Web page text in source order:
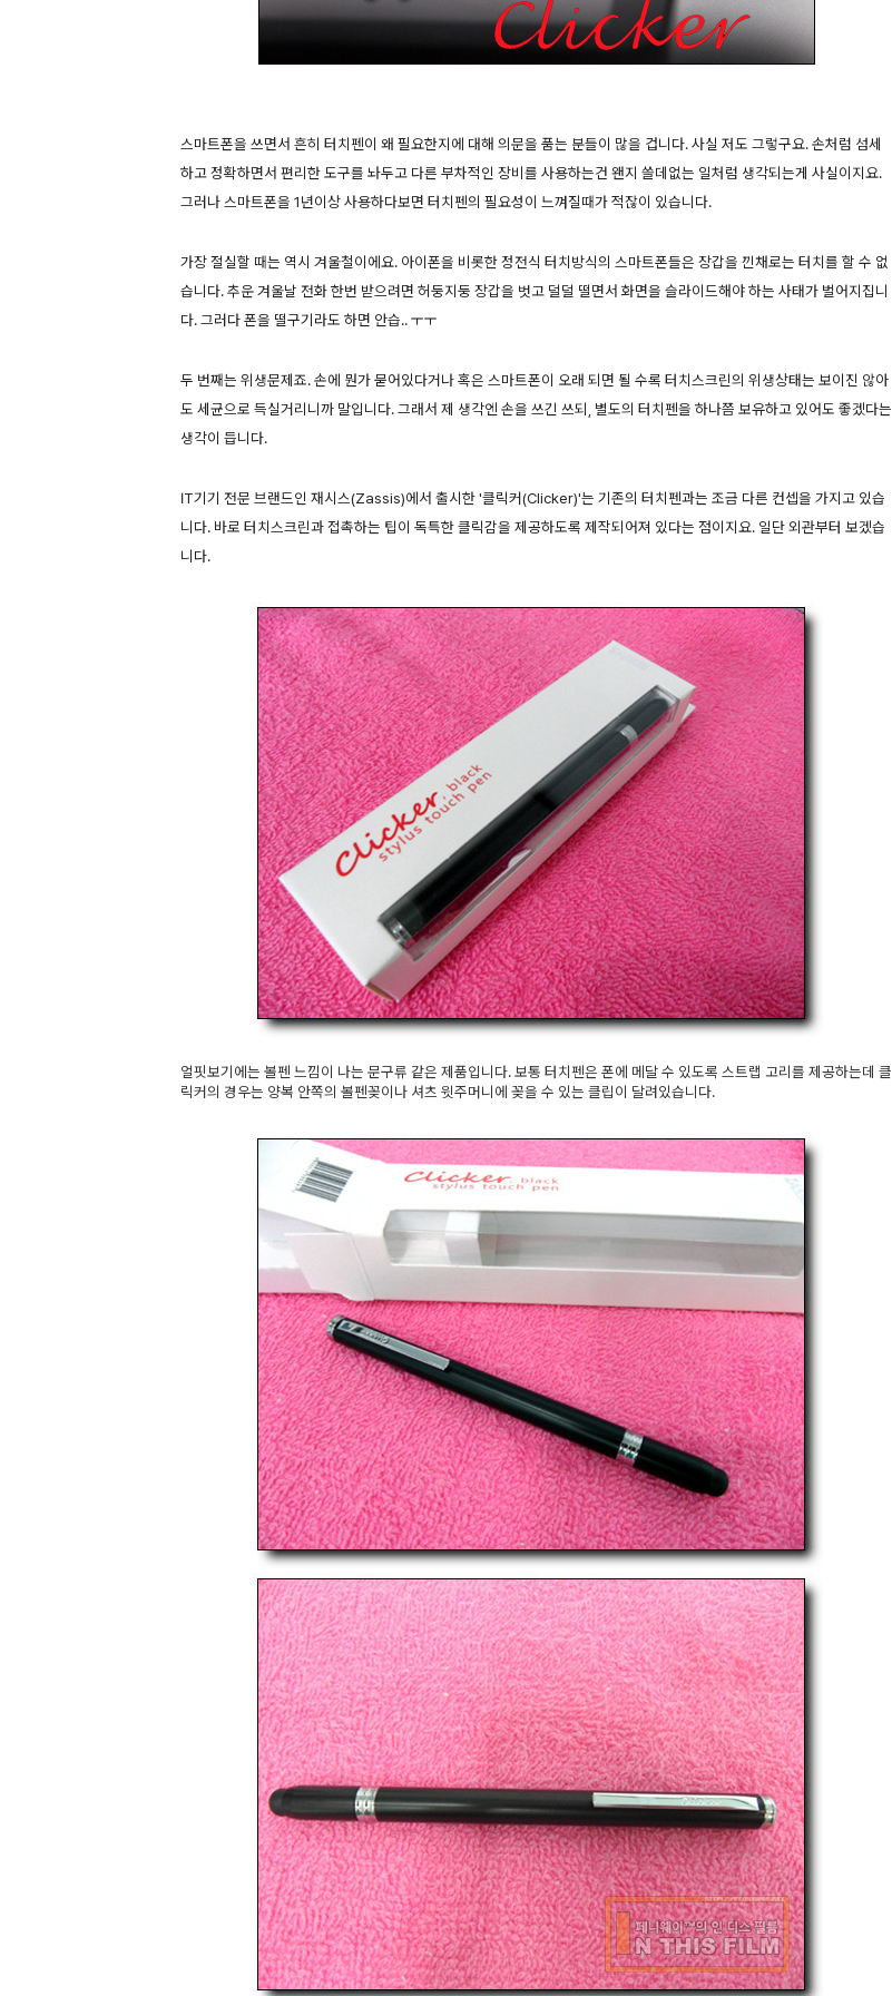
스마트폰을 쓰면서 흔히 터치펜이 왜 필요한지에 대해 의문을 품는 분들이 많을 겁니다. 사실 저도 그렇구요. 손처럼 섬세
하고 정확하면서 편리한 도구를 놔두고 다른 부차적인 장비를 사용하는건 왠지 쓸데없는 일처럼 생각되는게 사실이지요.
그러나 스마트폰을 1년이상 사용하다보면 터치펜의 필요성이 느껴질때가 적잖이 있습니다.
가장 절실할 때는 역시 겨울철이에요. 아이폰을 비롯한 정전식 터치방식의 스마트폰들은 장갑을 낀채로는 터치를 할 수 없
습니다. 추운 겨울날 전화 한번 받으려면 허둥지둥 장갑을 벗고 덜덜 떨면서 화면을 슬라이드해야 하는 사태가 벌어지집니
다. 그러다 폰을 떨구기라도 하면 안습.. ㅜㅜ
두 번째는 위생문제죠. 손에 뭔가 묻어있다거나 혹은 스마트폰이 오래 되면 될 수록 터치스크린의 위생상태는 보이진 않아
도 세균으로 득실거리니까 말입니다. 그래서 제 생각엔 손을 쓰긴 쓰되, 별도의 터치펜을 하나쯤 보유하고 있어도 좋겠다는
생각이 듭니다.
IT기기 전문 브랜드인 재시스(Zassis)에서 출시한 '클릭커(Clicker)'는 기존의 터치펜과는 조금 다른 컨셉을 가지고 있습
니다. 바로 터치스크린과 접촉하는 팁이 독특한 클릭감을 제공하도록 제작되어져 있다는 점이지요. 일단 외관부터 보겠습
니다.
얼핏보기에는 볼펜 느낌이 나는 문구류 같은 제품입니다. 보통 터치펜은 폰에 메달 수 있도록 스트랩 고리를 제공하는데 클
릭커의 경우는 양복 안쪽의 볼펜꽂이나 셔츠 윗주머니에 꽂을 수 있는 클립이 달려있습니다.